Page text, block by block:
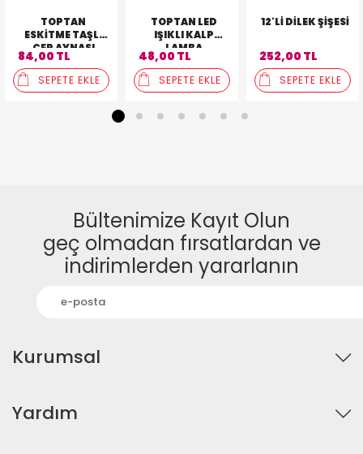
TOPTAN
ESKITME TAŞLI
CEP AYNASI
84,00 TL
SEPETE EKLE
TOPTAN LED
IŞIKLI KALP
LAMBA
48,00 TL
SEPETE EKLE
12'LI DILEK ŞIŞESI
252,00 TL
SEPETE EKLE
2 3 4 5 6 7
Bültenimize Kayıt Olun
geç olmadan fırsatlardan ve
indirimlerden yararlanın
Kurumsal
Yardım